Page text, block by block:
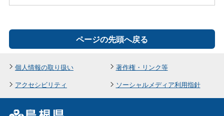
ページの先頭へ戻る
個人情報の取り扱い
著作権・リンク等
アクセシビリティ
ソーシャルメディア利用指針